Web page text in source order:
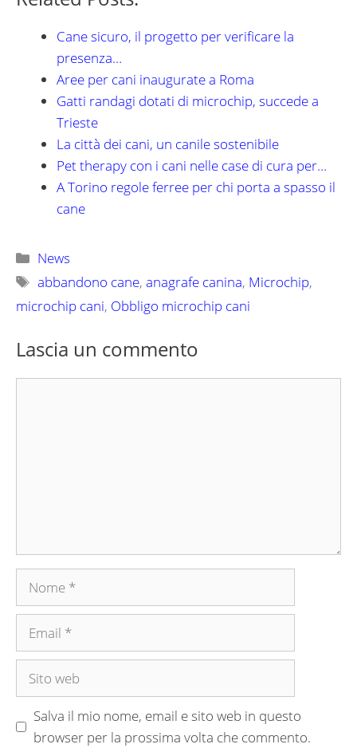
Cane sicuro, il progetto per verificare la
presenza…
Aree per cani inaugurate a Roma
Gatti randagi dotati di microchip, succede a
Trieste
La città dei cani, un canile sostenibile
Pet therapy con i cani nelle case di cura per…
A Torino regole ferree per chi porta a spasso il
cane
Categorie
News
Tag
abbandono cane,anagrafe canina, Microchip,
microchip cani, Obbligo microchip cani
Lascia un commento
Nome
Email
Sito
Salva il mio nome, email e sito web in questo
browser per la prossima volta che commento.